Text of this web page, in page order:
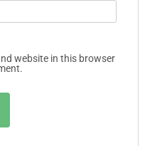
website in this browser